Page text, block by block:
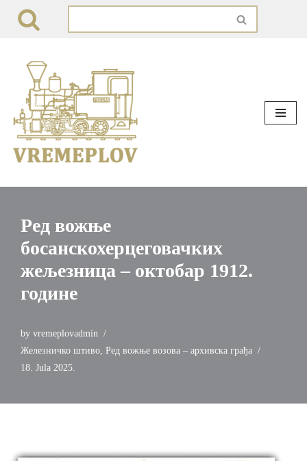
content
Ред вожње
босанскохерцеговачких
жељезница – октобар 1912.
године
by vremeplovadmin
Железничко штиво Ред вожње возова – архивска грађа
18. Jula 2025.